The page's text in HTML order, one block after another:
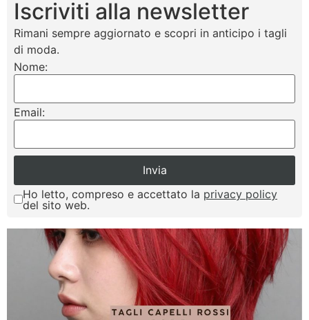
Iscriviti alla newsletter
Rimani sempre aggiornato e scopri in anticipo i tagli
di moda.
Nome:
Email:
Ho letto, compreso e accettato la privacy policy
del sito web.